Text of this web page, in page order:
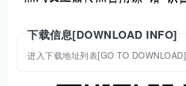
下载信息[DOWNLOAD INFO]
进入下载地址列表[GO TO DOWNLOAD]